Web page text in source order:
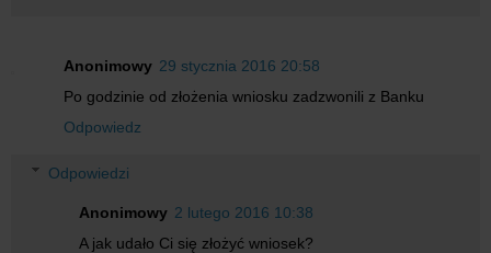
Anonimowy 29 stycznia 2016 20:58
Po godzinie od złożenia wniosku zadzwonili z Banku
Odpowiedz
Odpowiedzi
Anonimowy 2 lutego 2016 10:38
A jak udało Ci się złożyć wniosek?